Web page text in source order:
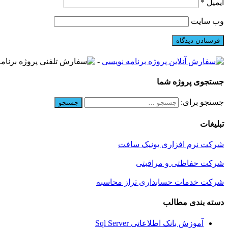
ایمیل *
وب‌ سایت
-
جستجوی پروژه شما
جستجو برای:
تبلیغات
شرکت نرم افزاری یونیک سافت
شرکت حفاظتی و مراقبتی
شرکت خدمات حسابداری تراز محاسبه
دسته بندی مطالب
آموزش بانک اطلاعاتی Sql Server